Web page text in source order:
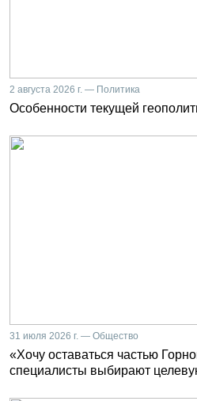
2 августа 2026 г. — Политика
Особенности текущей
31 июля 2026 г. — Общество
«Хочу оставаться частью
специалисты выбирают